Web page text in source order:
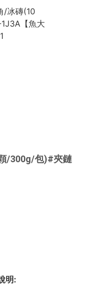
/300g/包)#夾鏈
明: